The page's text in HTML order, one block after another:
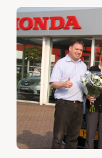
Over ons
Webshop
Contact